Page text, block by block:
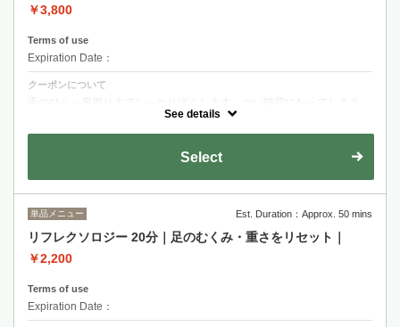
￥3,800
Terms of use
Expiration Date：
クーポンについて
巻き肩が気になる方へ。※オイルを使用します。
See details
Select
単品メニュー Est. Duration：Approx. 50 mins
リフレクソロジー 20分｜足のむくみ・重さをリセット｜
￥2,200
Terms of use
Expiration Date：